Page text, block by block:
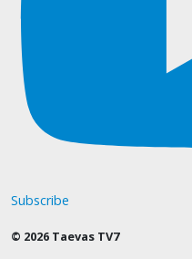
Subscribe
© 2026 Taevas TV7